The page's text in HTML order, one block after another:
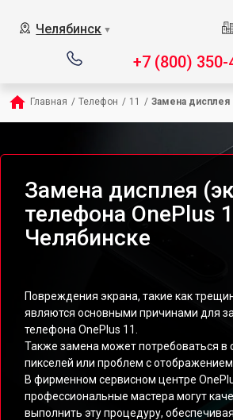
Челябинск ▼
+7 (800) 350-
Главная / Телефон / 11 / Замена дисплея
Замена дисплея
телефона OnePlus
Челябинске
Повреждения экрана, такие как
являются основными причинами для
телефона OnePlus 11.
Также замена может потребоваться в
пикселей или проблем с отображением.
В фирменном сервисном центре
профессиональные мастера могут
выполнить эту процедуру,